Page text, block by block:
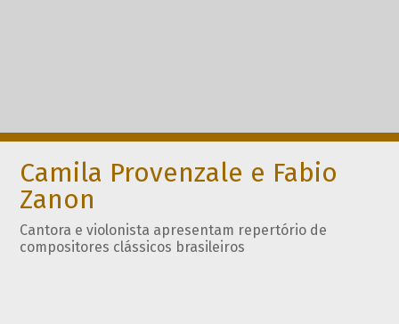
Camila Provenzale e Fabio
Zanon
Cantora e violonista apresentam repertório de
compositores clássicos brasileiros